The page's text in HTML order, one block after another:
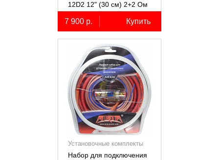
12D2 12" (30 см) 2+2 Ом
7 900 р. Купить
Установочные комплекты
(КИТы)
Набор для подключения